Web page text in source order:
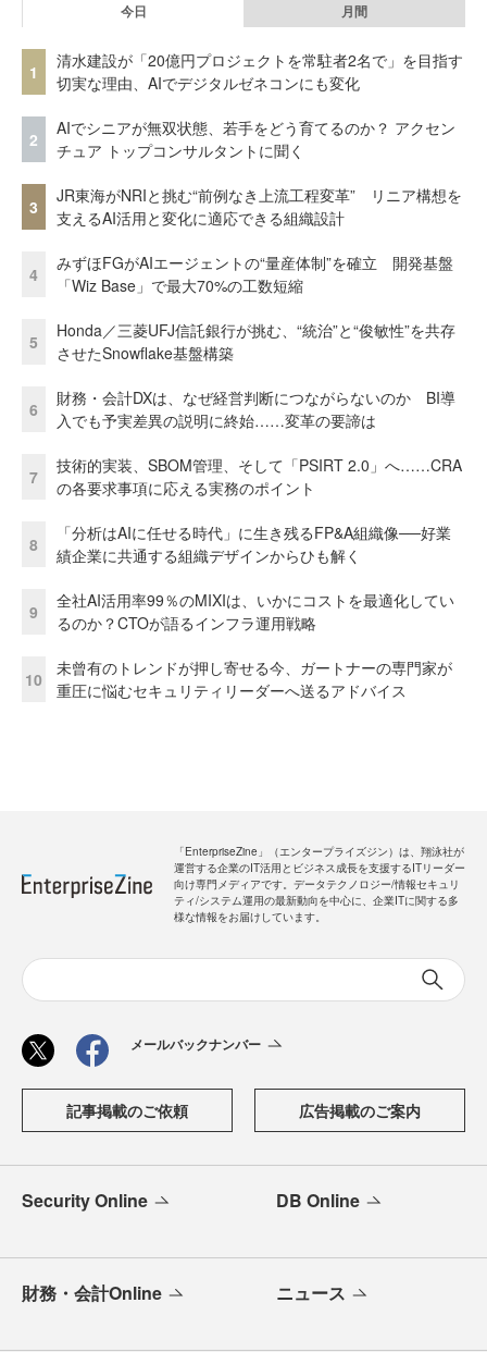
今日 月間
1
清水建設が「20億円プロジェクトを常駐者2名で」を目指す
切実な理由、AIでデジタルゼネコンにも変化
2
AIでシニアが無双状態、若手をどう育てるのか？ アクセン
チュア トップコンサルタントに聞く
3
JR東海がNRIと挑む“前例なき上流工程変革” リニア構想を
支えるAI活用と変化に適応できる組織設計
4
みずほFGがAIエージェントの“量産体制”を確立 開発基盤
「Wiz Base」で最大70%の工数短縮
5
Honda／三菱UFJ信託銀行が挑む、“統治”と“俊敏性”を共存
させたSnowflake基盤構築
6
財務・会計DXは、なぜ経営判断につながらないのか BI導
入でも予実差異の説明に終始……変革の要諦は
7
技術的実装、SBOM管理、そして「PSIRT 2.0」へ……CRA
の各要求事項に応える実務のポイント
8
「分析はAIに任せる時代」に生き残るFP&A組織像──好業
績企業に共通する組織デザインからひも解く
9
全社AI活用率99％のMIXIは、いかにコストを最適化してい
るのか？CTOが語るインフラ運用戦略
10
未曾有のトレンドが押し寄せる今、ガートナーの専門家が
重圧に悩むセキュリティリーダーへ送るアドバイス
「EnterpriseZine」（エンタープライズジン）は、翔泳社が
運営する企業のIT活用とビジネス成長を支援するITリーダー
向け専門メディアです。データテクノロジー/情報セキュリ
ティ/システム運用の最新動向を中心に、企業ITに関する多
様な情報をお届けしています。
メールバックナンバー
記事掲載のご依頼 広告掲載のご案内
Security Online DB Online
財務・会計Online ニュース